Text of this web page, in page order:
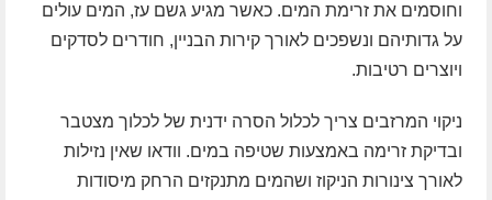
וחוסמים את זרימת המים. כאשר מגיע גשם עז, המים עולים
על גדותיהם ונשפכים לאורך קירות הבניין, חודרים לסדקים
ויוצרים רטיבות.
ניקוי המרזבים צריך לכלול הסרה ידנית של לכלוך מצטבר
ובדיקת זרימה באמצעות שטיפה במים. וודאו שאין נזילות
לאורך צינורות הניקוז ושהמים מתנקזים הרחק מיסודות